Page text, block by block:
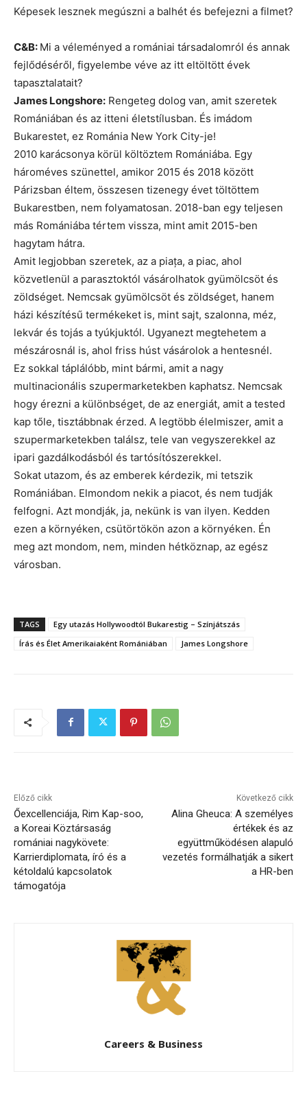
Képesek lesznek megúszni a balhét és befejezni a filmet?
C&B: Mi a véleményed a romániai társadalomról és annak
fejlődéséről, figyelembe véve az itt eltöltött évek
tapasztalatait?
James Longshore: Rengeteg dolog van, amit szeretek
Romániában és az itteni életstílusban. És imádom
Bukarestet, ez Románia New York City-je!
2010 karácsonya körül költöztem Romániába. Egy
hároméves szünettel, amikor 2015 és 2018 között
Párizsban éltem, összesen tizenegy évet töltöttem
Bukarestben, nem folyamatosan. 2018-ban egy teljesen
más Romániába tértem vissza, mint amit 2015-ben
hagytam hátra.
Amit legjobban szeretek, az a piața, a piac, ahol
közvetlenül a parasztoktól vásárolhatok gyümölcsöt és
zöldséget. Nemcsak gyümölcsöt és zöldséget, hanem
házi készítésű termékeket is, mint sajt, szalonna, méz,
lekvár és tojás a tyúkjuktól. Ugyanezt megtehetem a
mészárosnál is, ahol friss húst vásárolok a hentesnél.
Ez sokkal táplálóbb, mint bármi, amit a nagy
multinacionális szupermarketekben kaphatsz. Nemcsak
hogy érezni a különbséget, de az energiát, amit a tested
kap tőle, tisztábbnak érzed. A legtöbb élelmiszer, amit a
szupermarketekben találsz, tele van vegyszerekkel az
ipari gazdálkodásból és tartósítószerekkel.
Sokat utazom, és az emberek kérdezik, mi tetszik
Romániában. Elmondom nekik a piacot, és nem tudják
felfogni. Azt mondják, ja, nekünk is van ilyen. Kedden
ezen a környéken, csütörtökön azon a környéken. Én
meg azt mondom, nem, minden hétköznap, az egész
városban.
TAGS
Egy utazás Hollywoodtól Bukarestig – Színjátszás
Írás és Élet Amerikaiaként Romániában
James Longshore
Előző cikk
Őexcellenciája, Rim Kap-soo,
a Koreai Köztársaság
romániai nagykövete:
Karrierdiplomata, író és a
kétoldalú kapcsolatok
támogatója
Következő cikk
Alina Gheuca: A személyes
értékek és az
együttműködésen alapuló
vezetés formálhatják a sikert
a HR-ben
Careers & Business